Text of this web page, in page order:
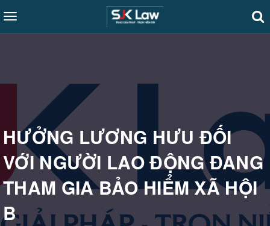
Toggle
navigation
HƯỞNG LƯƠNG HƯU ĐỐI
VỚI NGƯỜI LAO ĐỘNG ĐANG
THAM GIA BẢO HIỂM XÃ HỘI
B